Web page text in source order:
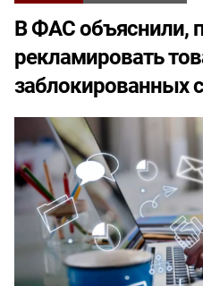
В ФАС объяснили,
рекламировать
заблокированных